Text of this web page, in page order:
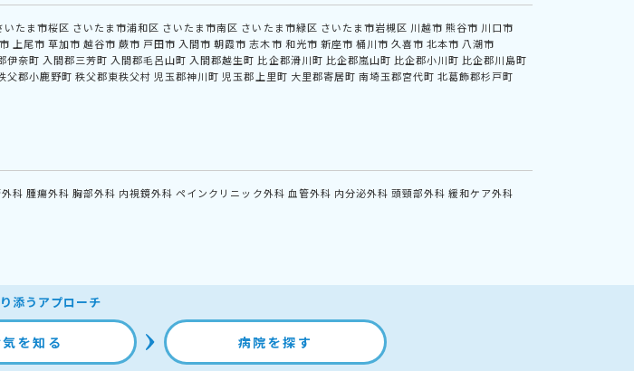
いたま市桜区 さいたま市浦和区 さいたま市南区 さいたま市緑区 さいたま市岩槻区 川越市 熊谷市 川口市
上尾市 草加市 越谷市 蕨市 戸田市 入間市 朝霞市 志木市 和光市 新座市 桶川市 久喜市 北本市 八潮市
伊奈町 入間郡三芳町 入間郡毛呂山町 入間郡越生町 比企郡滑川町 比企郡嵐山町 比企郡小川町 比企郡川島町
父郡小鹿野町 秩父郡東秩父村 児玉郡神川町 児玉郡上里町 大里郡寄居町 南埼玉郡宮代町 北葛飾郡杉戸町
科 腫瘍外科 胸部外科 内視鏡外科 ペインクリニック外科 血管外科 内分泌外科 頭頸部外科 緩和ケア外科
添うアプローチ
を知る 病院を探す